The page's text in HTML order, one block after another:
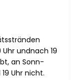
Uhr undnach 19
an Sonn-
Uhr nicht.